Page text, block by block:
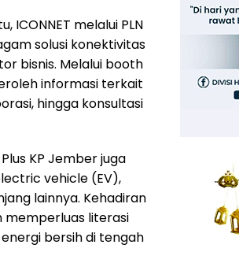
ICONNET melalui PLN
solusi konektivitas
bisnis. Melalui booth
informasi terkait
hingga konsultasi
KP Jember juga
vehicle (EV),
lainnya. Kehadiran
memperluas literasi
bersih di tengah